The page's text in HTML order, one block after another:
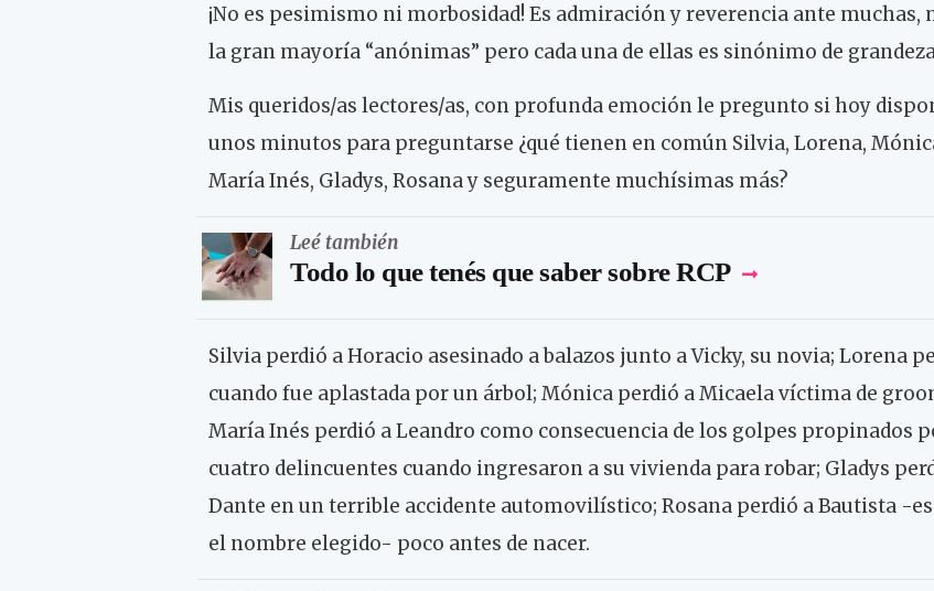
¡No es pesimismo ni morbosidad! Es admiración y reverencia ante muchas,
la gran mayoría “anónimas” pero cada una de ellas es sinónimo de
Mis queridos/as lectores/as, con profunda emoción le pregunto si hoy
unos minutos para preguntarse ¿qué tienen en común Silvia, Lorena,
María Inés, Gladys, Rosana y seguramente muchísimas más?
Leé también
Todo lo que tenés que saber sobre RCP
Silvia perdió a Horacio asesinado a balazos junto a Vicky, su novia; Lorena
cuando fue aplastada por un árbol; Mónica perdió a Micaela víctima de
María Inés perdió a Leandro como consecuencia de los golpes propinados
cuatro delincuentes cuando ingresaron a su vivienda para robar; Gladys
Dante en un terrible accidente automovilístico; Rosana perdió a Bautista -
el nombre elegido- poco antes de nacer.